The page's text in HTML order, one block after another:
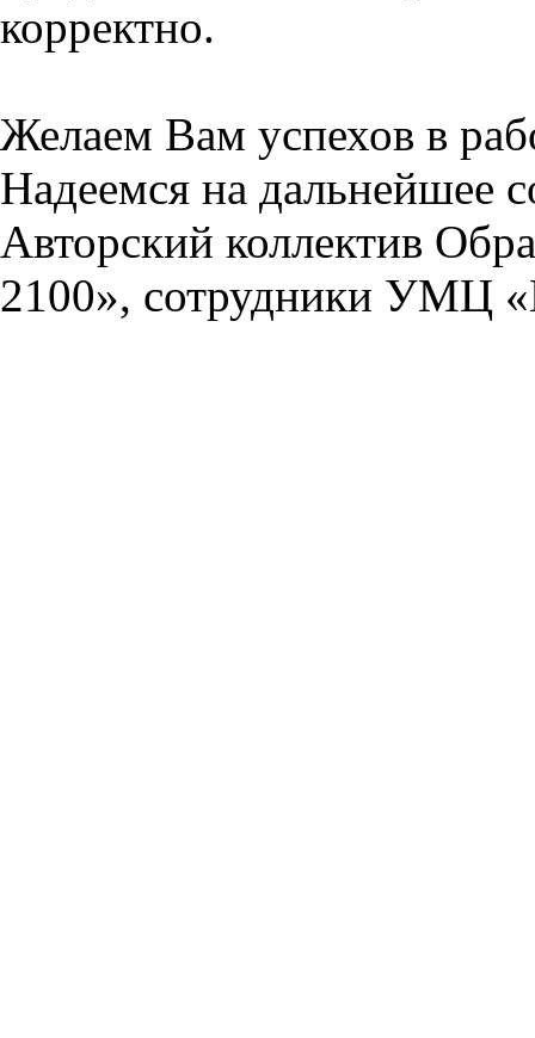
корректно.
Желаем Вам успехов в
Надеемся на дальнейшее
Авторский коллектив
2100», сотрудники УМЦ